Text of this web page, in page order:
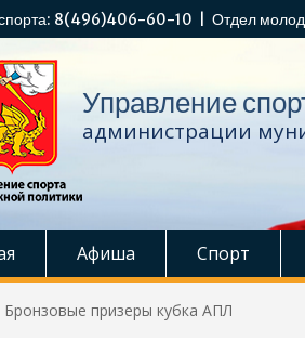
8(496)406-60-10 | Отдел
Управление
администрации
Афиша Спорт
Бронзовые призеры кубка АПЛ